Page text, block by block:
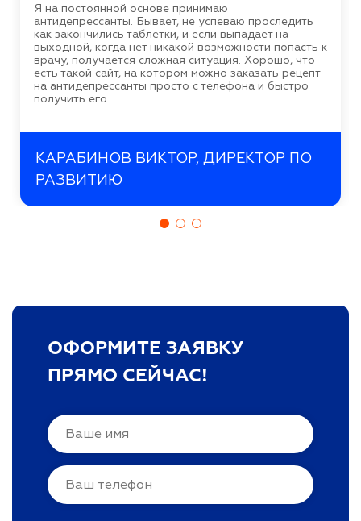
Я на постоянной основе принимаю
антидепрессанты. Бывает, не успеваю проследить
как закончились таблетки, и если выпадает на
выходной, когда нет никакой возможности попасть к
врачу, получается сложная ситуация. Хорошо, что
есть такой сайт, на котором можно заказать рецепт
на антидепрессанты просто с телефона и быстро
получить его.
КАРАБИНОВ ВИКТОР, ДИРЕКТОР ПО
РАЗВИТИЮ
ОФОРМИТЕ ЗАЯВКУ
ПРЯМО СЕЙЧАС!